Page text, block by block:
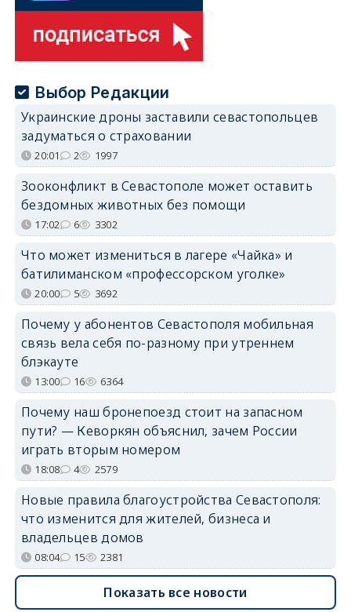
Выбор Редакции
Украинские дроны заставили севастопольцев
задуматься о страховании
20:01 2 1997
Зооконфликт в Севастополе может оставить
бездомных животных без помощи
17:02 6 3302
Что может измениться в лагере «Чайка» и
батилиманском «профессорском уголке»
20:00 5 3692
Почему у абонентов Севастополя мобильная
связь вела себя по-разному при утреннем
блэкауте
13:00 16 6364
Почему наш бронепоезд стоит на запасном
пути? — Кеворкян объяснил, зачем России
играть вторым номером
18:08 4 2579
Новые правила благоустройства Севастополя:
что изменится для жителей, бизнеса и
владельцев домов
08:04 15 2381
Показать все новости